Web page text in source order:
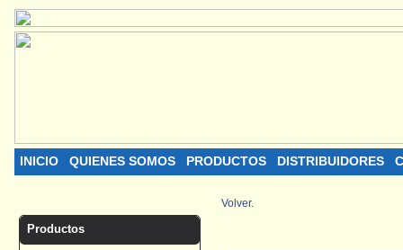
INICIO QUIENES SOMOS PRODUCTOS DISTRIBUIDORES
Productos
Volver.